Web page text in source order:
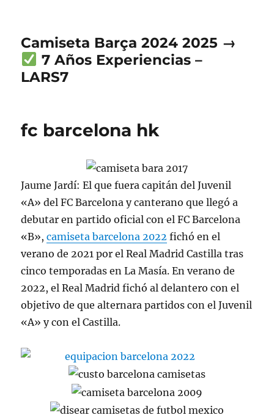
Camiseta Barça 2024 2025 →
7 Años Experiencias –
LARS7
fc barcelona hk
Jaume Jardí: El que fuera capitán del Juvenil
«A» del FC Barcelona y canterano que llegó a
debutar en partido oficial con el FC Barcelona
«B»,camiseta barcelona 2022 fichó en el
verano de 2021 por el Real Madrid Castilla tras
cinco temporadas en La Masía. En verano de
2022, el Real Madrid fichó al delantero con el
objetivo de que alternara partidos con el Juvenil
«A» y con el Castilla.